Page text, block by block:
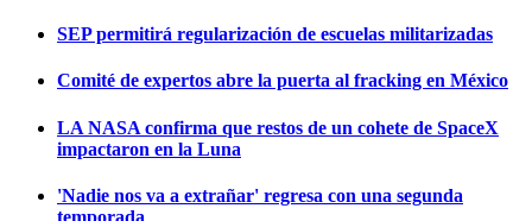
SEP permitirá regularización de escuelas militarizadas
Comité de expertos abre la puerta al fracking en México
LA NASA confirma que restos de un cohete de SpaceX
impactaron en la Luna
'Nadie nos va a extrañar' regresa con una segunda
temporada